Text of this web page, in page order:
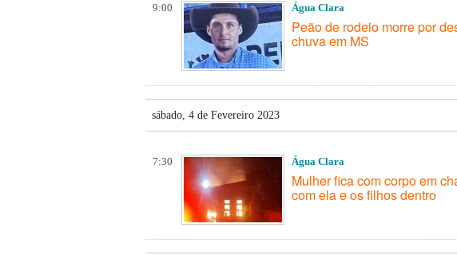
9:00 Água Clara
Peão de rodeio morre por
chuva em MS
sábado, 4 de Fevereiro 2023
7:30 Água Clara
Mulher fica com corpo em
com ela e os filhos dentro